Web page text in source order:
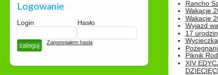
Logowanie
Login Hasło
Zapomniałem hasła
Rancho
Wakacje
Wakacje
Wyjazd
17
Piknik
XIV